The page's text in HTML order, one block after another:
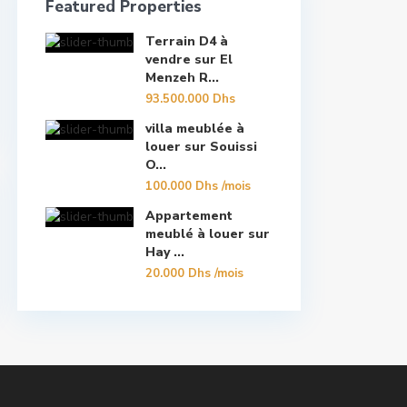
Featured Properties
Terrain D4 à
vendre sur El
Menzeh R...
93.500.000 Dhs
villa meublée à
louer sur Souissi
O...
100.000 Dhs/mois
Appartement
meublé à louer sur
Hay ...
20.000 Dhs/mois